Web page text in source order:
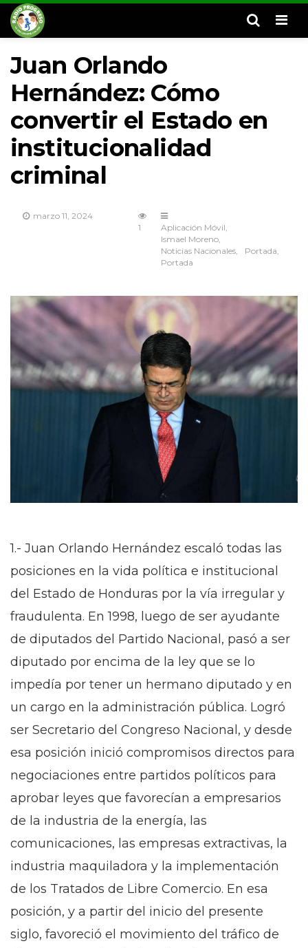
Juan Orlando
Hernández: Cómo
convertir el Estado en
institucionalidad
criminal
marzo 11, 2024
1
Aplicación Móvil
Ismael Moreno
Noticias Nacionales
Portada
Portada
1.- Juan Orlando Hernández escaló todas las
posiciones en la vida política e institucional
del Estado de Honduras por la vía irregular y
fraudulenta. En 1998, luego de ser ayudante
de diputados del Partido Nacional, pasó a ser
diputado por encima de la ley que se lo
impedía por tener un hermano diputado y en
un cargo en la administración pública. Logró
ser Secretario del Congreso Nacional, y desde
esa posición inició compromisos directos para
negociaciones entre partidos políticos para
aprobar leyes que favorecían a empresarios
de la industria de la energía, las
comunicaciones, las empresas extractivas, la
industria maquiladora y la implementación
de los Tratados de Libre Comercio. En esa
posición, y a partir del inicio del presente
siglo, favoreció el movimiento del tráfico de